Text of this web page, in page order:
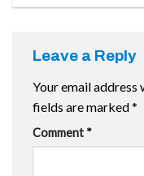
trình C++ trong lập
Leave a Reply
Your email address
fields are marked*
Comment *